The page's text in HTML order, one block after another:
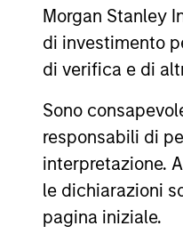
Morgan Stanley
di investimento
di verifica e di
Sono
responsabili di
interpretazione.
le dichiarazioni
pagina iniziale.
Per i termini e le
Tutti i dati di
rimborso delle azioni.
Il valore degli
recuperare l'importo
I dati di performance
inizio anno non sono
obiettivi
Il ricorso alla leva